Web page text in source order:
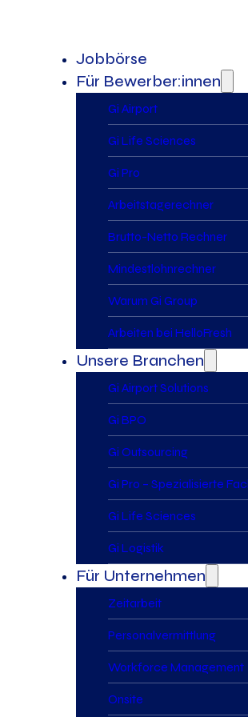
Jobbörse
Für Bewerber:innen
Gi Airport
Gi Life Sciences
Gi Pro
Arbeitstagerechner
Brutto-Netto Rechner
Mindestlohnrechner
Warum Gi Group
Arbeiten bei HelloFresh
Unsere Branchen
Gi Airport Solutions
Gi BPO
Gi Outsourcing
Gi Pro – Spezialisierte
Gi Life Sciences
Gi Logistik
Für Unternehmen
Zeitarbeit
Personalvermittlung
Workforce Management
Onsite